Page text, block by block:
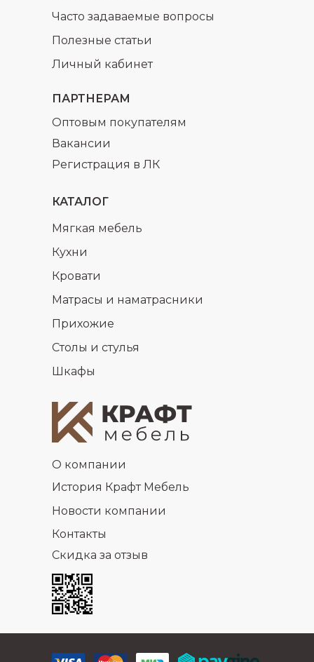
ПАРТНЕРАМ
Регистрация в ЛК
Оптовым покупателям
Вакансии
КАТАЛОГ
Кухни
Мягкая мебель
Кровати
Матрасы и наматрасники
Прихожие
Столы и стулья
Шкафы
Часто задаваемые вопросы
Полезные статьи
Личный кабинет
О компании
История Крафт Мебель
Новости компании
Контакты
Скидка за отзыв